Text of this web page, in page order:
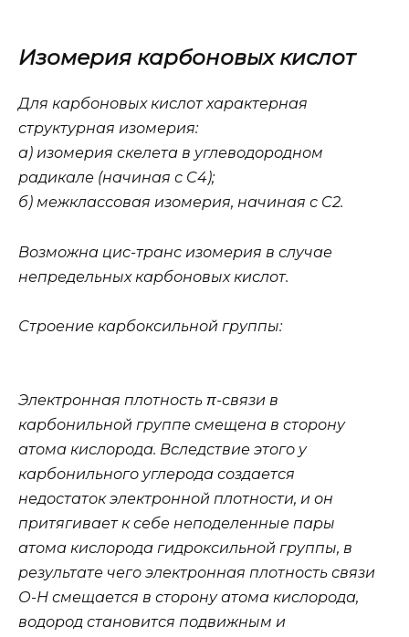
Изомерия карбоновых кислот
Для карбоновых кислот характерная
структурная изомерия:
а) изомерия скелета в углеводородном
радикале (начиная с C4);
б) межклассовая изомерия, начиная с C2.
Возможна цис-транс изомерия в случае
непредельных карбоновых кислот.
Строение карбоксильной группы:
Электронная плотность π-связи в
карбонильной группе смещена в сторону
атома кислорода. Вследствие этого у
карбонильного углерода создается
недостаток электронной плотности, и он
притягивает к себе неподеленные пары
атома кислорода гидроксильной группы, в
результате чего электронная плотность связи
О-Н смещается в сторону атома кислорода,
водород становится подвижным и